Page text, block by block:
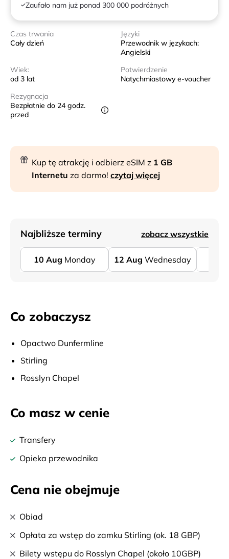
Zaufało nam już ponad 300 000 podróżnych
Czas trwania
Cały dzień
Języki
Przewodnik w językach:
Angielski
Wiek:
od 3 lat
Potwierdzenie
Natychmiastowy e-voucher
Rezygnacja
Bezpłatnie do 24 godz.
przed
Kup tę atrakcję i odbierz eSIM z 1 GB
Internetu za darmo! czytaj więcej
Najbliższe terminy zobacz wszystkie
10 Aug Monday 12 Aug Wednesday
Co zobaczysz
Opactwo Dunfermline
Stirling
Rosslyn Chapel
Co masz w cenie
Transfery
Opieka przewodnika
Cena nie obejmuje
Obiad
Opłata za wstęp do zamku Stirling (ok. 18 GBP)
Bilety wstępu do Rosslyn Chapel (około 10GBP)